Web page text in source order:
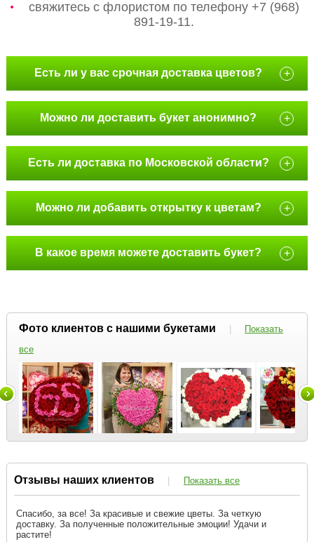
свяжитесь с флористом по телефону +7 (968)
891-19-11.
Есть ли у вас срочная доставка цветов? +
Можно ли доставить букет анонимно? +
Есть ли доставка по Московской области? +
Можно ли добавить открытку к цветам? +
В какое время можете доставить букет? +
Фото клиентов с нашими букетами |
Показать
все
Отзывы наших клиентов | Показать все
Спасибо, за все! За красивые и свежие цветы. За четкую
доставку. За полученные положительные эмоции! Удачи и
растите!